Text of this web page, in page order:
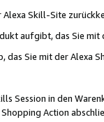
Skill-Site
aufgibt, das Sie mit
das Sie mit der Alexa
Session in den
Action